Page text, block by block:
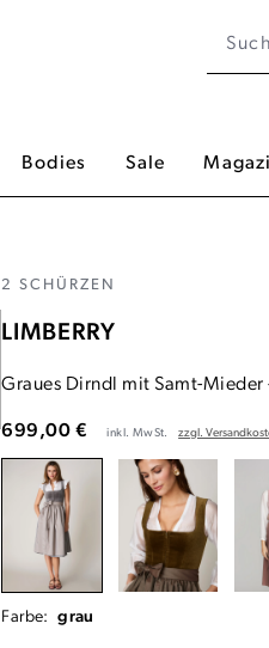
Bodies Sale
2 SCHÜRZEN
LIMBERRY
Graues Dirndl mit Samt-Mieder
699,00 € inkl. MwSt. zzgl.
Farbe:
grau